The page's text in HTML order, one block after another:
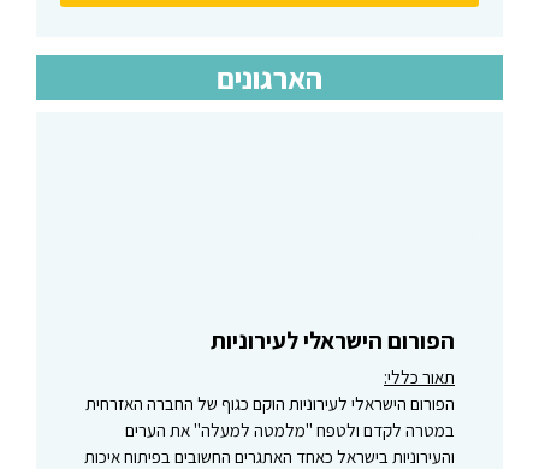
הארגונים
הפורום הישראלי לעירוניות
תאור כללי:
הפורום הישראלי לעירוניות הוקם כגוף של החברה האזרחית
במטרה לקדם ולטפח "מלמטה למעלה" את הערים
והעירוניות בישראל כאחד האתגרים החשובים בפיתוח איכות